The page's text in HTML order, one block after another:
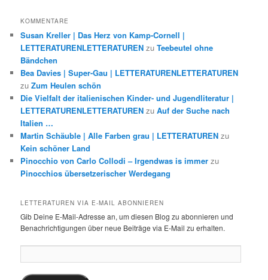
KOMMENTARE
Susan Kreller | Das Herz von Kamp-Cornell |
LETTERATURENLETTERATUREN zuTeebeutel ohne
Bändchen
Bea Davies | Super-Gau | LETTERATURENLETTERATUREN
zuZum Heulen schön
Die Vielfalt der italienischen Kinder- und Jugendliteratur |
LETTERATURENLETTERATUREN zuAuf der Suche nach
Italien …
Martin Schäuble | Alle Farben grau | LETTERATUREN zu
Kein schöner Land
Pinocchio von Carlo Collodi – Irgendwas is immer zu
Pinocchios übersetzerischer Werdegang
LETTERATUREN VIA E-MAIL ABONNIEREN
Gib Deine E-Mail-Adresse an, um diesen Blog zu abonnieren und
Benachrichtigungen über neue Beiträge via E-Mail zu erhalten.
Mail-
Adresse: